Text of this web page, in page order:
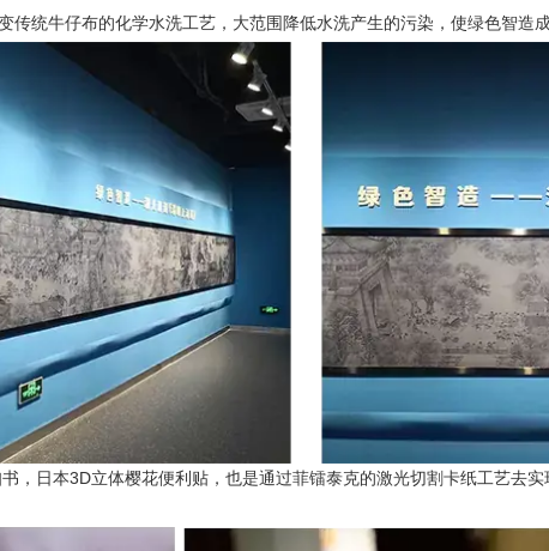
传统牛仔布的化学水洗工艺，大范围降低水洗产生的污染，使绿色智造成
，日本3D立体樱花便利贴，也是通过菲镭泰克的激光切割卡纸工艺去